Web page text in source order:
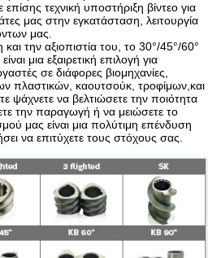
τεχνική υποστήριξη βίντεο για
μας στην εγκατάσταση, λειτουργία
μας.
την αξιοπιστία του, το 30°/45°/60°
μια εξαιρετική επιλογή για
σε διάφορες βιομηχανίες,
πλαστικών, καουτσούκ, τροφίμων,και
ψάχνετε να βελτιώσετε την ποιότητα
την παραγωγή ή να μειώσετε το
μας είναι μια πολύτιμη επένδυση
να επιτύχετε τους στόχους σας.